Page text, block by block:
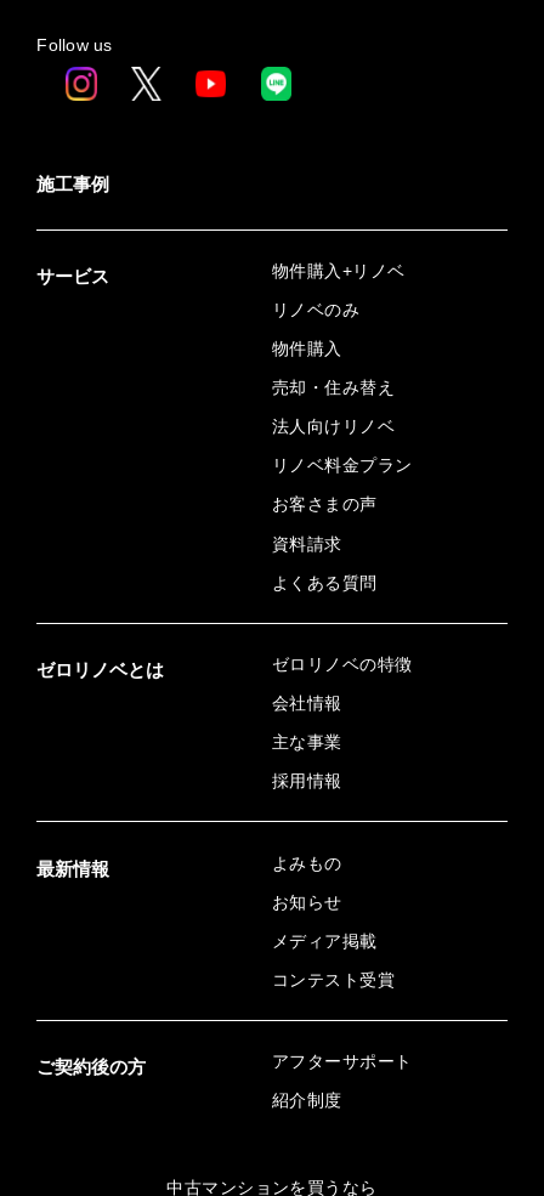
Follow us
施工事例
サービス 物件購入+リノベ
リノベのみ
物件購入
売却・住み替え
法人向けリノベ
リノベ料金プラン
お客さまの声
資料請求
よくある質問
ゼロリノベとは ゼロリノベの特徴
会社情報
主な事業
採用情報
最新情報 よみもの
お知らせ
メディア掲載
コンテスト受賞
ご契約後の方 アフターサポート
紹介制度
中古マンションを買うなら